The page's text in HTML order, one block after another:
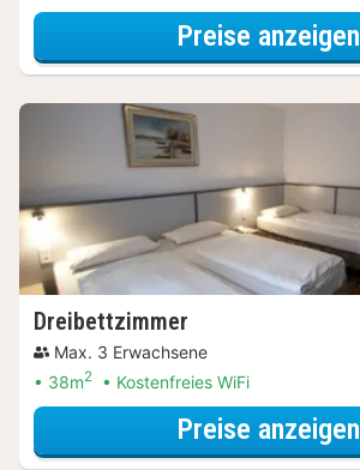
Preise anzeigen
Dreibettzimmer
Max. 3 Erwachsene
38m2 Kostenfreies WiFi
Preise anzeigen